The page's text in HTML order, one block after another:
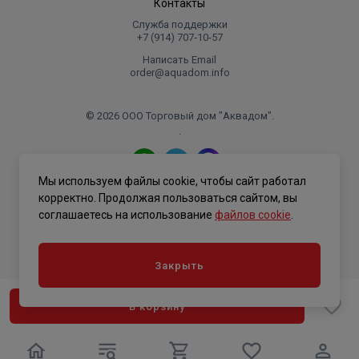
В корзину
Контакты
Служба поддержки
+7 (914) 707‑10‑57
Написать Email
order@aquadom.info
© 2026 ООО Торговый дом "Аквадом".
.
Политика конфиденциальности
Мы используем файлы cookie, чтобы сайт работал
корректно. Продолжая пользоваться сайтом, вы
соглашаетесь на использование файлов cookie
Закрыть